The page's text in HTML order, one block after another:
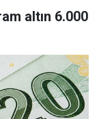
altın 6.000